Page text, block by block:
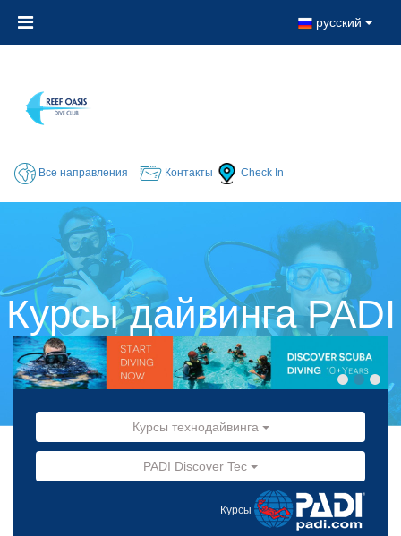
русский
Все направления Контакты Check In
Курсы дайвинга PADI
Курсы технодайвинга
PADI Discover Tec
Курсы